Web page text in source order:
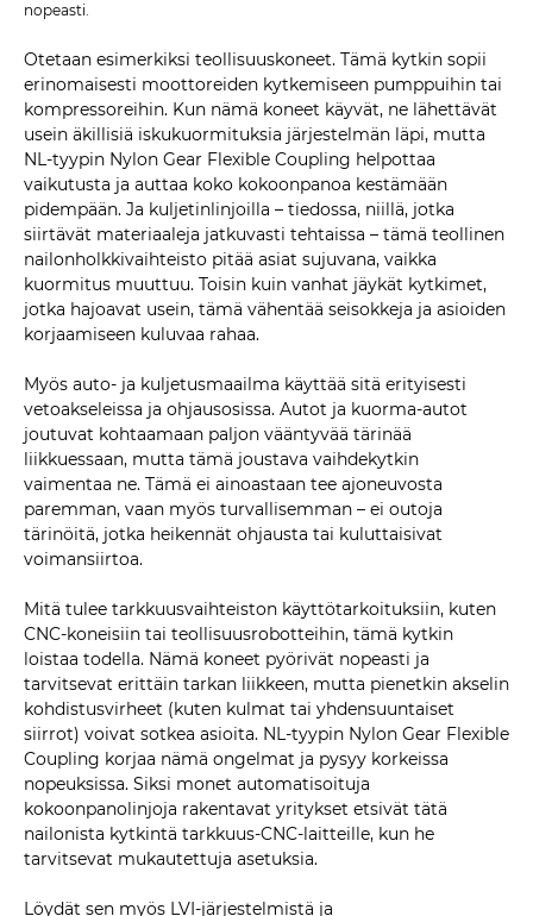
nopeasti.
Otetaan esimerkiksi teollisuuskoneet. Tämä kytkin sopii
erinomaisesti moottoreiden kytkemiseen pumppuihin tai
kompressoreihin. Kun nämä koneet käyvät, ne lähettävät
usein äkillisiä iskukuormituksia järjestelmän läpi, mutta
NL-tyypin Nylon Gear Flexible Coupling helpottaa
vaikutusta ja auttaa koko kokoonpanoa kestämään
pidempään. Ja kuljetinlinjoilla – tiedossa, niillä, jotka
siirtävät materiaaleja jatkuvasti tehtaissa – tämä teollinen
nailonholkkivaihteisto pitää asiat sujuvana, vaikka
kuormitus muuttuu. Toisin kuin vanhat jäykät kytkimet,
jotka hajoavat usein, tämä vähentää seisokkeja ja asioiden
korjaamiseen kuluvaa rahaa.
Myös auto- ja kuljetusmaailma käyttää sitä erityisesti
vetoakseleissa ja ohjausosissa. Autot ja kuorma-autot
joutuvat kohtaamaan paljon vääntyvää tärinää
liikkuessaan, mutta tämä joustava vaihdekytkin
vaimentaa ne. Tämä ei ainoastaan ​​tee ajoneuvosta
paremman, vaan myös turvallisemman – ei outoja
tärinöitä, jotka heikennät ohjausta tai kuluttaisivat
voimansiirtoa.
Mitä tulee tarkkuusvaihteiston käyttötarkoituksiin, kuten
CNC-koneisiin tai teollisuusrobotteihin, tämä kytkin
loistaa todella. Nämä koneet pyörivät nopeasti ja
tarvitsevat erittäin tarkan liikkeen, mutta pienetkin akselin
kohdistusvirheet (kuten kulmat tai yhdensuuntaiset
siirrot) voivat sotkea asioita. NL-tyypin Nylon Gear Flexible
Coupling korjaa nämä ongelmat ja pysyy korkeissa
nopeuksissa. Siksi monet automatisoituja
kokoonpanolinjoja rakentavat yritykset etsivät tätä
nailonista kytkintä tarkkuus-CNC-laitteille, kun he
tarvitsevat mukautettuja asetuksia.
Löydät sen myös LVI-järjestelmistä ja